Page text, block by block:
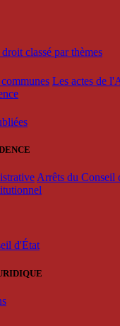
classé par thèmes
Les actes de
Arrêts du Conseil
d'État